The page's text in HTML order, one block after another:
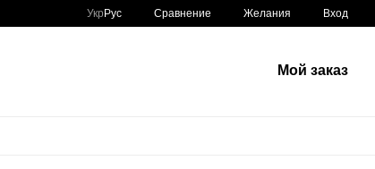
Укр Рус Сравнение Желания Вход
Мой заказ